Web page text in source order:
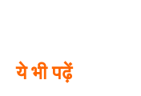
ये भी पढ़ें